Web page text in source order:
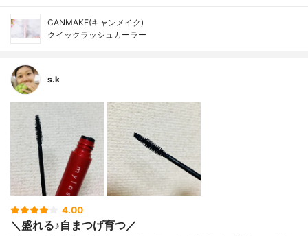
CANMAKE(キャンメイク)
クイックラッシュカーラー
s.k
4.00
＼盛れる♪自まつげ育つ／